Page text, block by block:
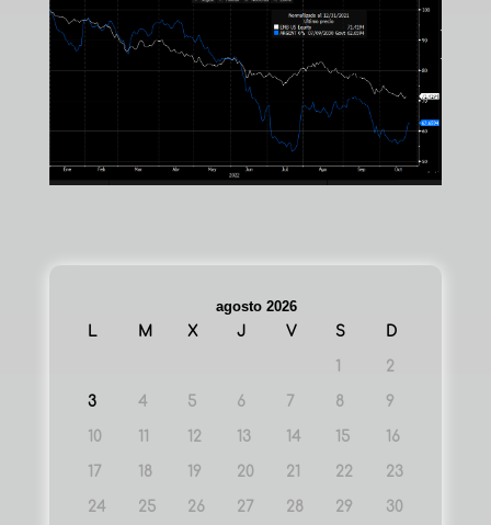
agosto 2026
L
M X J V S D
1 2
3 4 5 6 7 8 9
10 11 12 13 14 15 16
17 18 19 20 21 22 23
24 25 26 27 28 29 30